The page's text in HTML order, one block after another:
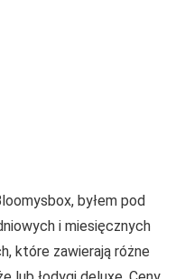
byłem pod
i miesięcznych
które zawierają różne